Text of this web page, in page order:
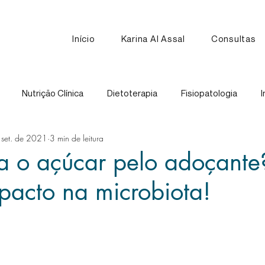
Início Karina Al Assal Consultas
Nutrição Clínica Dietoterapia Fisiopatologia
Nutrição Esportiva
o açúcar pelo
na microbiota!
de 2021 3 min de leitura